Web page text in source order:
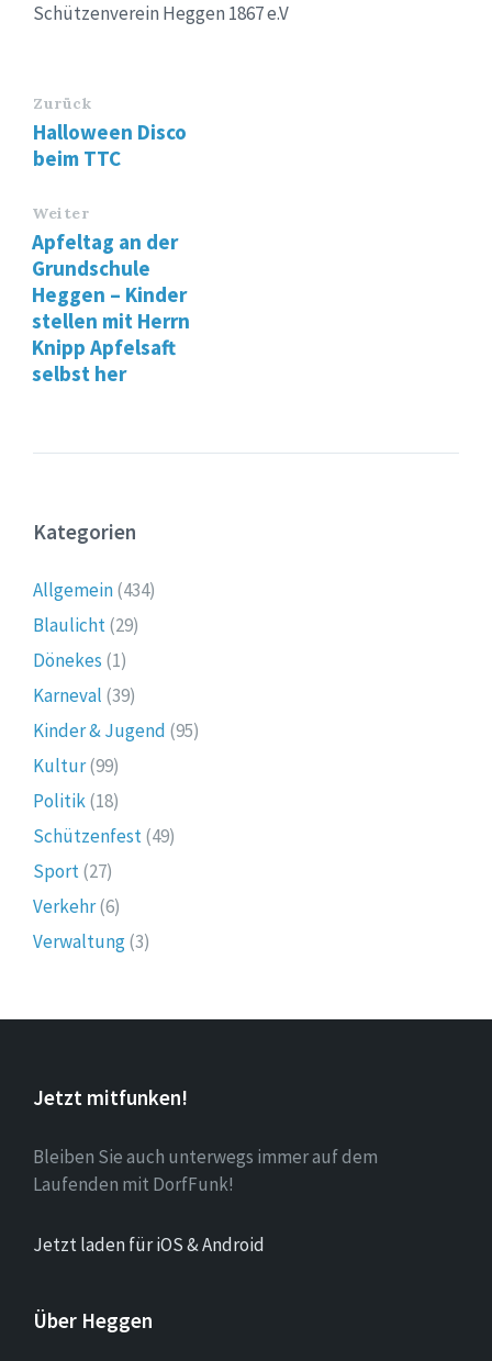
Schützenverein Heggen 1867 e.V
Zurück
Halloween Disco
beim TTC
Weiter
Apfeltag an der
Grundschule
Heggen – Kinder
stellen mit Herrn
Knipp Apfelsaft
selbst her
Kategorien
Allgemein(434)
Blaulicht(29)
Dönekes (1)
Karneval (39)
Kinder & Jugend (95)
Kultur(99)
Politik(18)
Schützenfest(49)
Sport(27)
Verkehr(6)
Verwaltung(3)
Jetzt mitfunken!
Bleiben Sie auch unterwegs immer auf dem
Laufenden mit DorfFunk!
Jetzt laden für iOS & Android
Über Heggen